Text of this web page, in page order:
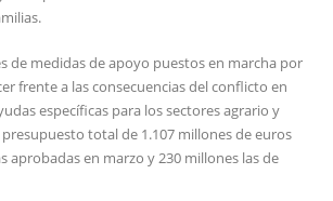
de medidas de apoyo puestos en marcha por
frente a las consecuencias del conflicto en
específicas para los sectores agrario y
total de 1.107 millones de euros
aprobadas en marzo y 230 millones las de